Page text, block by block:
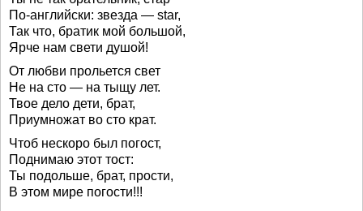
По-английски: звезда — star,
Так что, братик мой большой,
Ярче нам свети душой!
От любви прольется свет
Не на сто — на тыщу лет.
Твое дело дети, брат,
Приумножат во сто крат.
Чтоб нескоро был погост,
Поднимаю этот тост:
Ты подольше, брат, прости,
В этом мире погости!!!